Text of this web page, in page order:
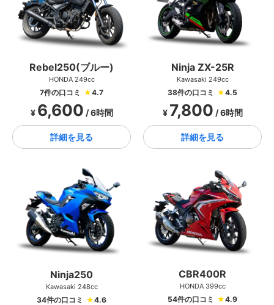
Rebel250(ブルー)
HONDA 249cc
7件の口コミ ★4.7
¥ 6,600 / 6時間
詳細を見る
Ninja ZX-25R
Kawasaki 249cc
38件の口コミ ★4.5
¥ 7,800 / 6時間
詳細を見る
Ninja250
Kawasaki 248cc
34件の口コミ ★4.6
CBR400R
HONDA 399cc
54件の口コミ ★4.9